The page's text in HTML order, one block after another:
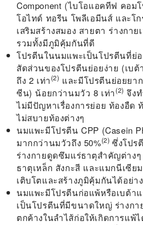
Component (ไบโอแอคทีฟ คอม
โอไทด์ ทอรีน โพลีเอมีนส์ และโ
เสริมสร้างสมอง สายตา ร่างกา
รวมทั้งมีภูมิคุ้มกันที่ดี
โปรตีนในนมแพะเป็นโปรตีนที่ย่อ
สัดส่วนของโปรตีนย่อยง่าย (เบ
ถึง 2 เท่า (2) และมีโปรตีนย่อยยา
ซีน) น้อยกว่านมวัว 8 เท่า (2) จึง
ไม่มีปัญหาเรื่องการย่อย ท้องอืด
ไม่สบายท้องต่างๆ
นมแพะมีโปรตีน CPP (Casein
มากกว่านมวัวถึง 50%(2)ซึ่งโปร
ร่างกายดูดซึมแร่ธาตุสำคัญต่าง
ธาตุเหล็ก สังกะสี และแมกนีเซีย
เติบโตและสร้างภูมิคุ้มกันได้อย่า
นมแพะมีโปรตีนก่อแพ้หรือเบต้า
เป็นโปรตีนที่มีขนาดใหญ่ ร่างกา
ตกค้างในลำไส้ก่อให้เกิดการแ